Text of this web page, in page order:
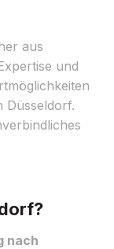
aus
und
Düsseldorf.
nach